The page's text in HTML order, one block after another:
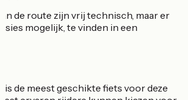
de route zijn vrij technisch, maar er
mogelijk, te vinden in een
is de meest geschikte fiets voor deze